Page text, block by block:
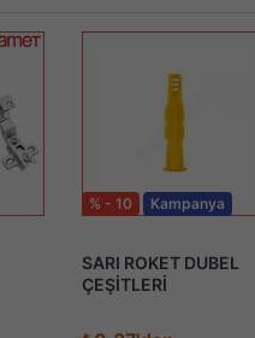
% - 10 Kampanya
SARI ROKET DUBEL
ÇEŞİTLERİ